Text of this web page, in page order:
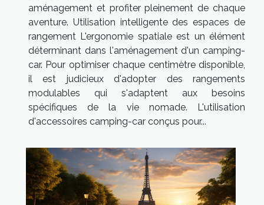
aménagement et profiter pleinement de chaque
aventure. Utilisation intelligente des espaces de
rangement L'ergonomie spatiale est un élément
déterminant dans l'aménagement d'un camping-
car. Pour optimiser chaque centimètre disponible,
il est judicieux d'adopter des rangements
modulables qui s'adaptent aux besoins
spécifiques de la vie nomade. L'utilisation
d'accessoires camping-car conçus pour...